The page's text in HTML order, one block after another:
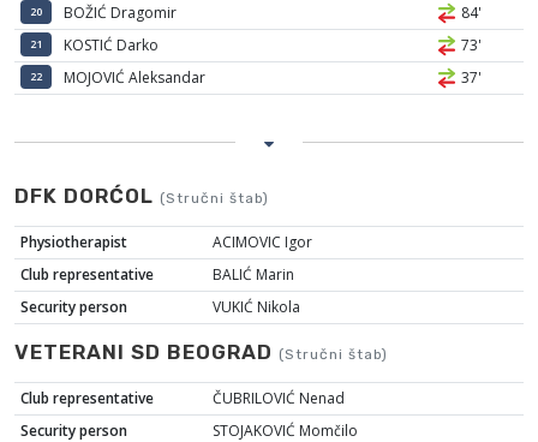
20 BOŽIĆ Dragomir 84'
21 KOSTIĆ Darko 73'
22 MOJOVIĆ Aleksandar 37'
DFK DORĆOL (Stručni štab)
Physiotherapist
ACIMOVIC Igor
Club representative
BALIĆ Marin
Security person
VUKIĆ Nikola
VETERANI SD BEOGRAD (Stručni štab)
Club representative
ČUBRILOVIĆ Nenad
Security person
STOJAKOVIĆ Momčilo